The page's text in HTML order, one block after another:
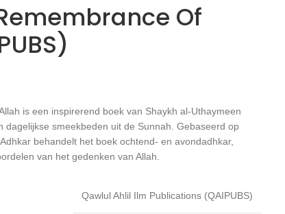
Of
is een inspirerend boek van Shaykh al-Uthaymeen
dagelijkse smeekbeden uit de Sunnah. Gebaseerd op
behandelt het boek ochtend- en avondadhkar,
van het gedenken van Allah.
Qawlul Ahlil Ilm Publications (QAIPUBS)